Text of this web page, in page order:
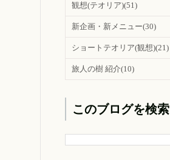
観想(テオリア)(51)
新企画・新メニュー(30)
ショートテオリア(観想)(21)
旅人の樹 紹介(10)
このブログを検索